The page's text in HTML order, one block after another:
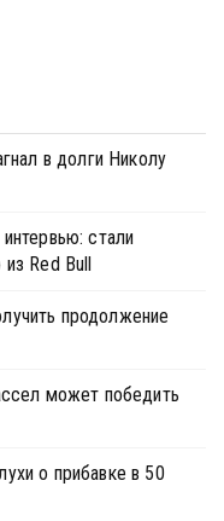
в долги Николу
стали
Red Bull
продолжение
может победить
о прибавке в 50